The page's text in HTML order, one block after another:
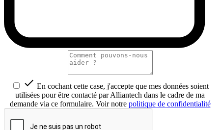
 En cochant cette case, j'accepte que mes données soient
utilisées pour être contacté par Alliantech dans le cadre de ma
demande via ce formulaire. Voir notre politique de confidentialité